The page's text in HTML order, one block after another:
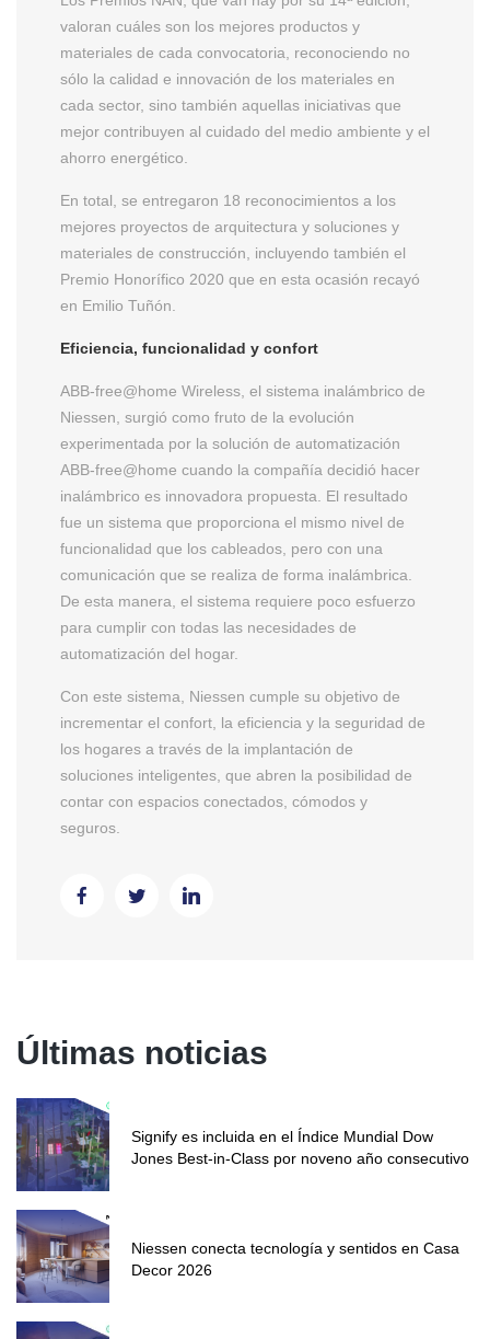
valoran cuáles son los mejores productos y
materiales de cada convocatoria, reconociendo no
sólo la calidad e innovación de los materiales en
cada sector, sino también aquellas iniciativas que
mejor contribuyen al cuidado del medio ambiente y el
ahorro energético.
En total, se entregaron 18 reconocimientos a los
mejores proyectos de arquitectura y soluciones y
materiales de construcción, incluyendo también el
Premio Honorífico 2020 que en esta ocasión recayó
en Emilio Tuñón.
Eficiencia, funcionalidad y confort
ABB-free@home Wireless, el sistema inalámbrico de
Niessen, surgió como fruto de la evolución
experimentada por la solución de automatización
ABB-free@home cuando la compañía decidió hacer
inalámbrico es innovadora propuesta. El resultado
fue un sistema que proporciona el mismo nivel de
funcionalidad que los cableados, pero con una
comunicación que se realiza de forma inalámbrica.
De esta manera, el sistema requiere poco esfuerzo
para cumplir con todas las necesidades de
automatización del hogar.
Con este sistema, Niessen cumple su objetivo de
incrementar el confort, la eficiencia y la seguridad de
los hogares a través de la implantación de
soluciones inteligentes, que abren la posibilidad de
contar con espacios conectados, cómodos y
seguros.
Últimas noticias
Signify es incluida en el Índice Mundial Dow
Jones Best-in-Class por noveno año consecutivo
Niessen conecta tecnología y sentidos en Casa
Decor 2026